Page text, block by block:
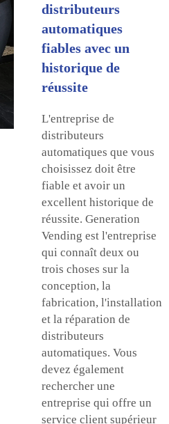
distributeurs
automatiques
fiables avec un
historique de
réussite
L'entreprise de
distributeurs
automatiques que vous
choisissez doit être
fiable et avoir un
excellent historique de
réussite. Generation
Vending est l'entreprise
qui connaît deux ou
trois choses sur la
conception, la
fabrication, l'installation
et la réparation de
distributeurs
automatiques. Vous
devez également
rechercher une
entreprise qui offre un
service client supérieur